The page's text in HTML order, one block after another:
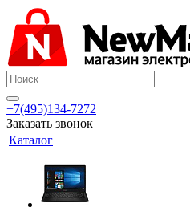
+7(495)134-7272
Заказать звонок
Каталог